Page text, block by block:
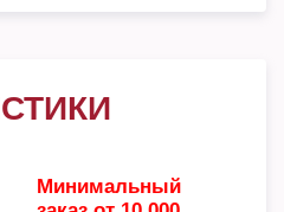
Минимальный